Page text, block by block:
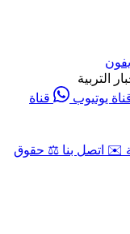
التربية
يوتيوب
قناة
✉️ اتصل بنا ⚖️ حقوق